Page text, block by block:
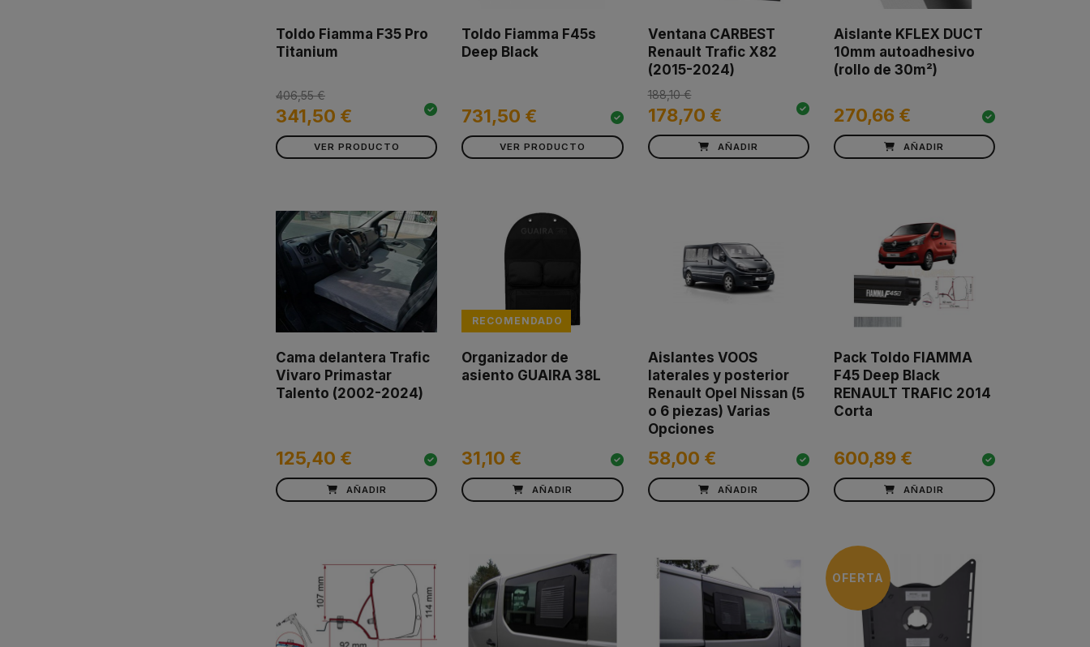
Toldo Fiamma F35 Pro
Titanium
341,50 €
406,55 €
VER PRODUCTO
Toldo Fiamma F45s
Deep Black
731,50 €
VER PRODUCTO
Ventana CARBEST
Renault Trafic X82
(2015-2024)
178,70 €
188,10 €
AÑADIR
Aislante KFLEX DUCT
10mm autoadhesivo
(rollo de 30m²)
270,66 €
AÑADIR
Cama delantera Trafic
Vivaro Primastar
Talento (2002-2024)
125,40 €
AÑADIR
RECOMENDADO
Organizador de
asiento GUAIRA 38L
31,10 €
AÑADIR
Aislantes VOOS
laterales y posterior
Renault Opel Nissan (5
o 6 piezas) Varias
Opciones
58,00 €
AÑADIR
Pack Toldo FIAMMA
F45 Deep Black
RENAULT TRAFIC 2014
Corta
600,89 €
AÑADIR
OFERTA